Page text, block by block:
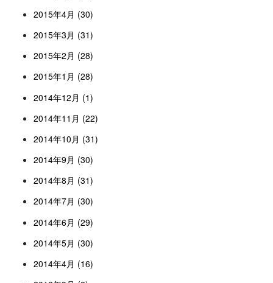
2015年4月 (30)
2015年3月 (31)
2015年2月 (28)
2015年1月 (28)
2014年12月 (1)
2014年11月 (22)
2014年10月 (31)
2014年9月 (30)
2014年8月 (31)
2014年7月 (30)
2014年6月 (29)
2014年5月 (30)
2014年4月 (16)